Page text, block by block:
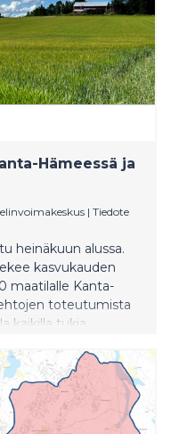
Hämeessä ja
| Tiedote
heinäkuun alussa.
kasvukauden
maatilalle Kanta-
toteutumista
kaikilla tukia